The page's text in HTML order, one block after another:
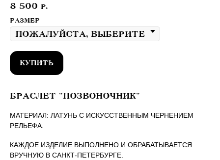
8 500 р.
РАЗМЕР
КУПИТЬ
БРАСЛЕТ "ПОЗВОНОЧНИК"
МАТЕРИАЛ: ЛАТУНЬ С ИСКУССТВЕННЫМ ЧЕРНЕНИЕМ
РЕЛЬЕФА.
КАЖДОЕ ИЗДЕЛИЕ ВЫПОЛНЕНО И ОБРАБАТЫВАЕТСЯ
ВРУЧНУЮ В САНКТ-ПЕТЕРБУРГЕ.